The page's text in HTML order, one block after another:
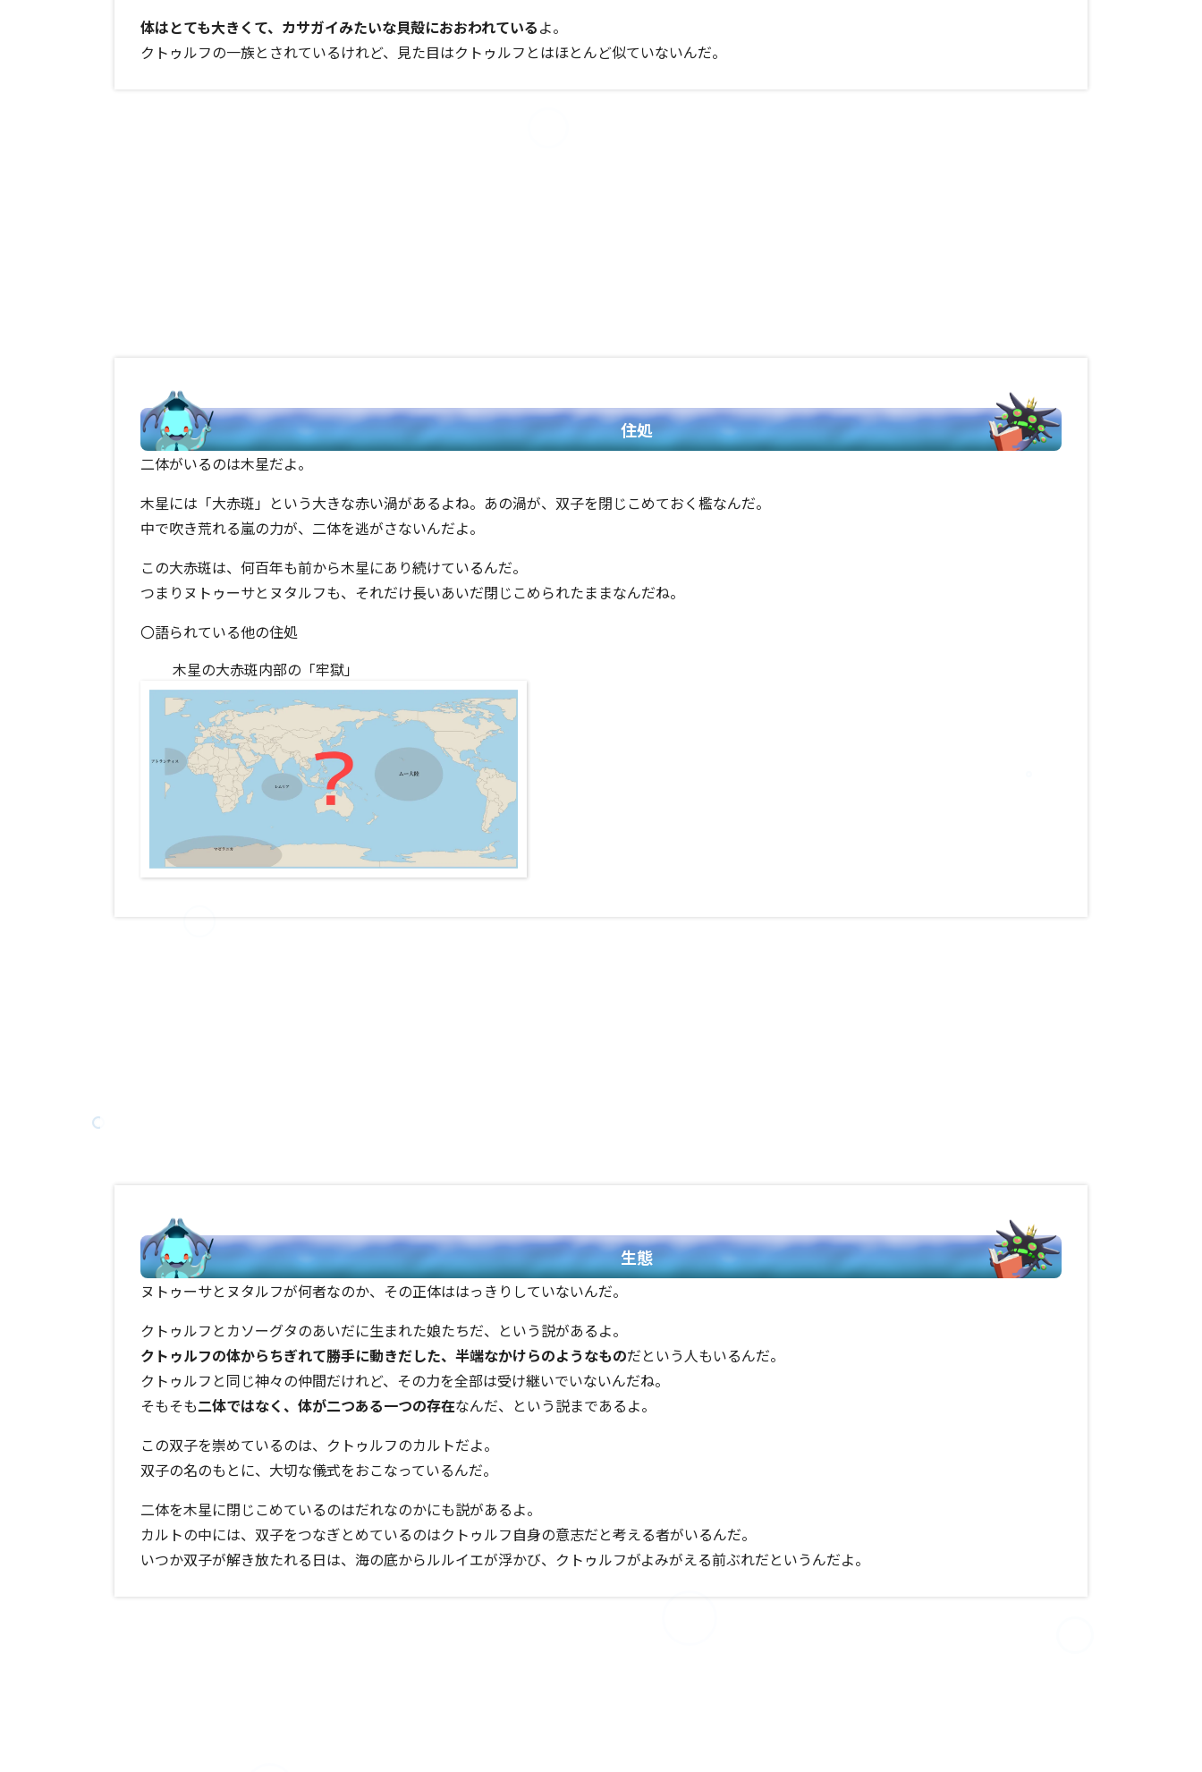
体はとても大きくて、カサガイみたいな貝殻におおわれているよ。
クトゥルフの一族とされているけれど、見た目はクトゥルフとはほとんど似ていないんだ。
住処
二体がいるのは木星だよ。
木星には「大赤斑」という大きな赤い渦があるよね。あの渦が、双子を閉じこめておく檻なんだ。
中で吹き荒れる嵐の力が、二体を逃がさないんだよ。
この大赤斑は、何百年も前から木星にあり続けているんだ。
つまりヌトゥーサとヌタルフも、それだけ長いあいだ閉じこめられたままなんだね。
〇語られている他の住処
木星の大赤斑内部の「牢獄」
生態
ヌトゥーサとヌタルフが何者なのか、その正体ははっきりしていないんだ。
クトゥルフとカソーグタのあいだに生まれた娘たちだ、という説があるよ。
クトゥルフの体からちぎれて勝手に動きだした、半端なかけらのようなものだという人もいるんだ。
クトゥルフと同じ神々の仲間だけれど、その力を全部は受け継いでいないんだね。
そもそも二体ではなく、体が二つある一つの存在なんだ、という説まであるよ。
この双子を崇めているのは、クトゥルフのカルトだよ。
双子の名のもとに、大切な儀式をおこなっているんだ。
二体を木星に閉じこめているのはだれなのかにも説があるよ。
カルトの中には、双子をつなぎとめているのはクトゥルフ自身の意志だと考える者がいるんだ。
いつか双子が解き放たれる日は、海の底からルルイエが浮かび、クトゥルフがよみがえる前ぶれだというんだよ。